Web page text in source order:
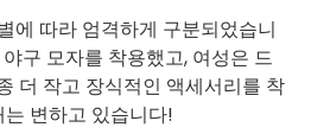
에 따라 엄격하게 구분되었습니
구 모자를 착용했고, 여성은 드
더 작고 장식적인 액세서리를 착
변하고 있습니다!